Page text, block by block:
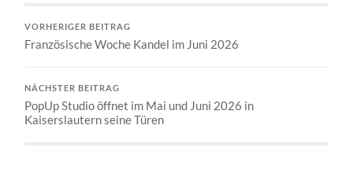
VORHERIGER BEITRAG
Französische Woche Kandel im Juni 2026
NÄCHSTER BEITRAG
PopUp Studio öffnet im Mai und Juni 2026 in
Kaiserslautern seine Türen